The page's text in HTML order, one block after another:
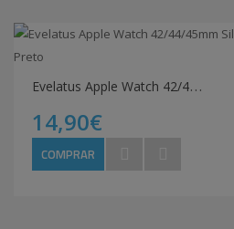
E
velatus Apple Watch 42/44/45mm Silicone Loop (140mm M/L) Preto
14,90€
COMPRAR